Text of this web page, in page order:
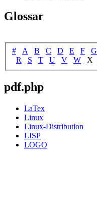
Glossar
# A B C D E F G
R
S T U V W X
pdf.php
LaTex
Linux
Linux-Distribution
LISP
LOGO